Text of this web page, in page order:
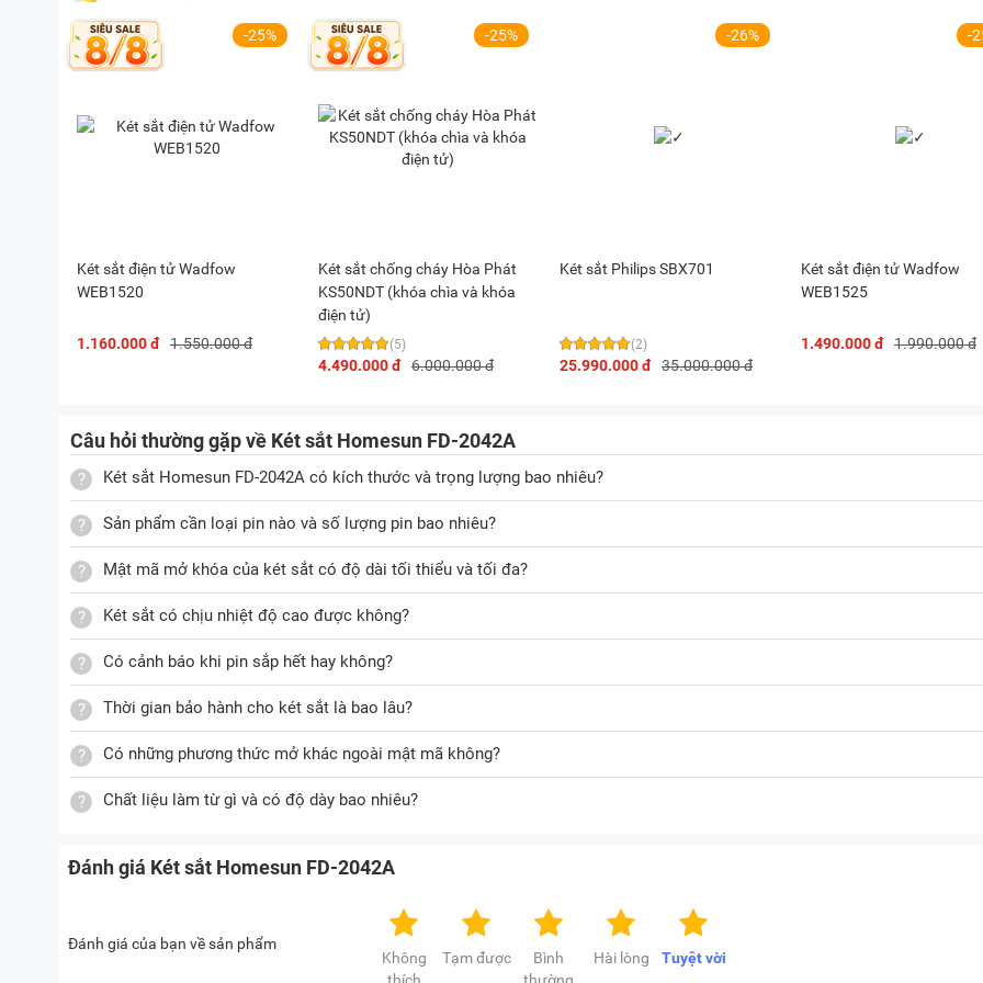
-25%
Két sắt điện tử Wadfow
WEB1520
1.160.000 đ 1.550.000 đ
-25%
Két sắt chống cháy Hòa Phát
KS50NDT (khóa chìa và khóa
điện tử)
(5)
4.490.000 đ 6.000.000 đ
-26%
Két sắt Philips SBX701
(2)
25.990.000 đ 35.000.000 đ
-
Két sắt điện tử Wadfow
WEB1525
1.490.000 đ 1.990.000 đ
Câu hỏi thường gặp về Két sắt Homesun FD-2042A
Két sắt Homesun FD-2042A có kích thước và trọng lượng bao nhiêu?
Sản phẩm cần loại pin nào và số lượng pin bao nhiêu?
Mật mã mở khóa của két sắt có độ dài tối thiểu và tối đa?
Két sắt có chịu nhiệt độ cao được không?
Có cảnh báo khi pin sắp hết hay không?
Thời gian bảo hành cho két sắt là bao lâu?
Có những phương thức mở khác ngoài mật mã không?
Chất liệu làm từ gì và có độ dày bao nhiêu?
Đánh giá Két sắt Homesun FD-2042A
Đánh giá của bạn về sản phẩm
Tuyệt vời
Hài lòng
Bình
Tạm được
Không